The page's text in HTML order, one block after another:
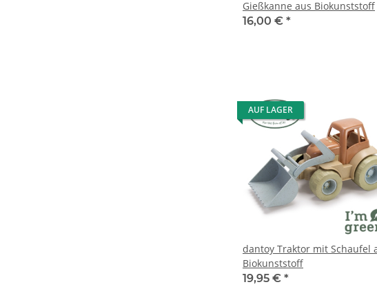
Gießkanne aus Biokunststoff
16,00 € *
AUF LAGER
dantoy Traktor mit Schaufel
Biokunststoff
19,95 € *